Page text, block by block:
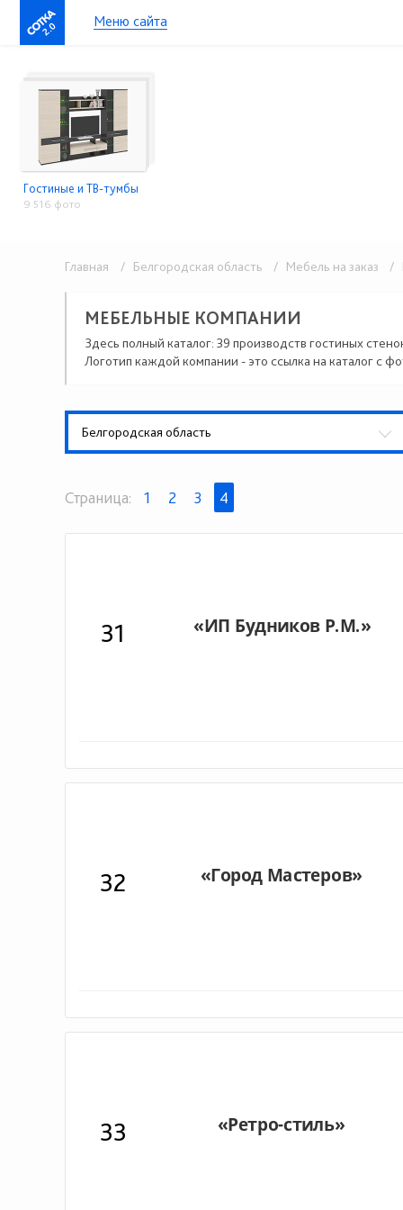
2.0 Меню сайта
Гостиные и ТВ-тумбы
9 516 фото
Главная / Белгородская область / Мебель на заказ /
МЕБЕЛЬНЫЕ КОМПАНИИ
Здесь полный каталог: 39 производств гостиных
Логотип каждой компании - это ссылка на каталог с
Белгородская область
Страница: 1 2 3 4
31
32
33